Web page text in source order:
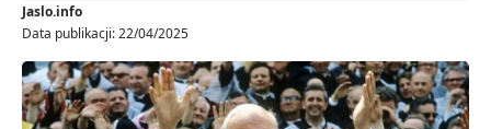
Data publikacji: 22/04/2025
Jaslo.info